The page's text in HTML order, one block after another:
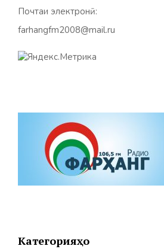
Почтаи электронӣ:
farhangfm2008@mail.ru
Категорияҳо